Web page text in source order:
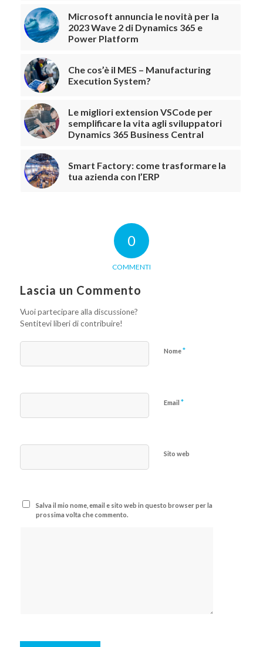
Microsoft annuncia le novità per la
2023 Wave 2 di Dynamics 365 e
Power Platform
Che cos’è il MES – Manufacturing
Execution System?
Le migliori extension VSCode per
semplificare la vita agli sviluppatori
Dynamics 365 Business Central
Smart Factory: come trasformare la
tua azienda con l’ERP
0
COMMENTI
Lascia un Commento
Vuoi partecipare alla discussione?
Sentitevi liberi di contribuire!
Nome*
Email *
Sito web
Salva il mio nome, email e sito web in questo browser per la
prossima volta che commento.